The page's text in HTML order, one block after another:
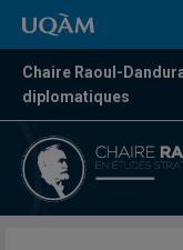
Chaire Raoul-
diplomatiques